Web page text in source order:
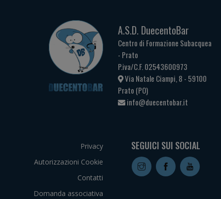
A.S.D. DuecentoBar
Centro di Formazione Subacquea
- Prato
P.iva/C.F. 02543600973
Via Natale Ciampi, 8 - 59100
Prato (PO)
info@duecentobar.it
Privacy
Autorizzazioni Cookie
Contatti
Domanda associativa
SEGUICI SUI SOCIAL